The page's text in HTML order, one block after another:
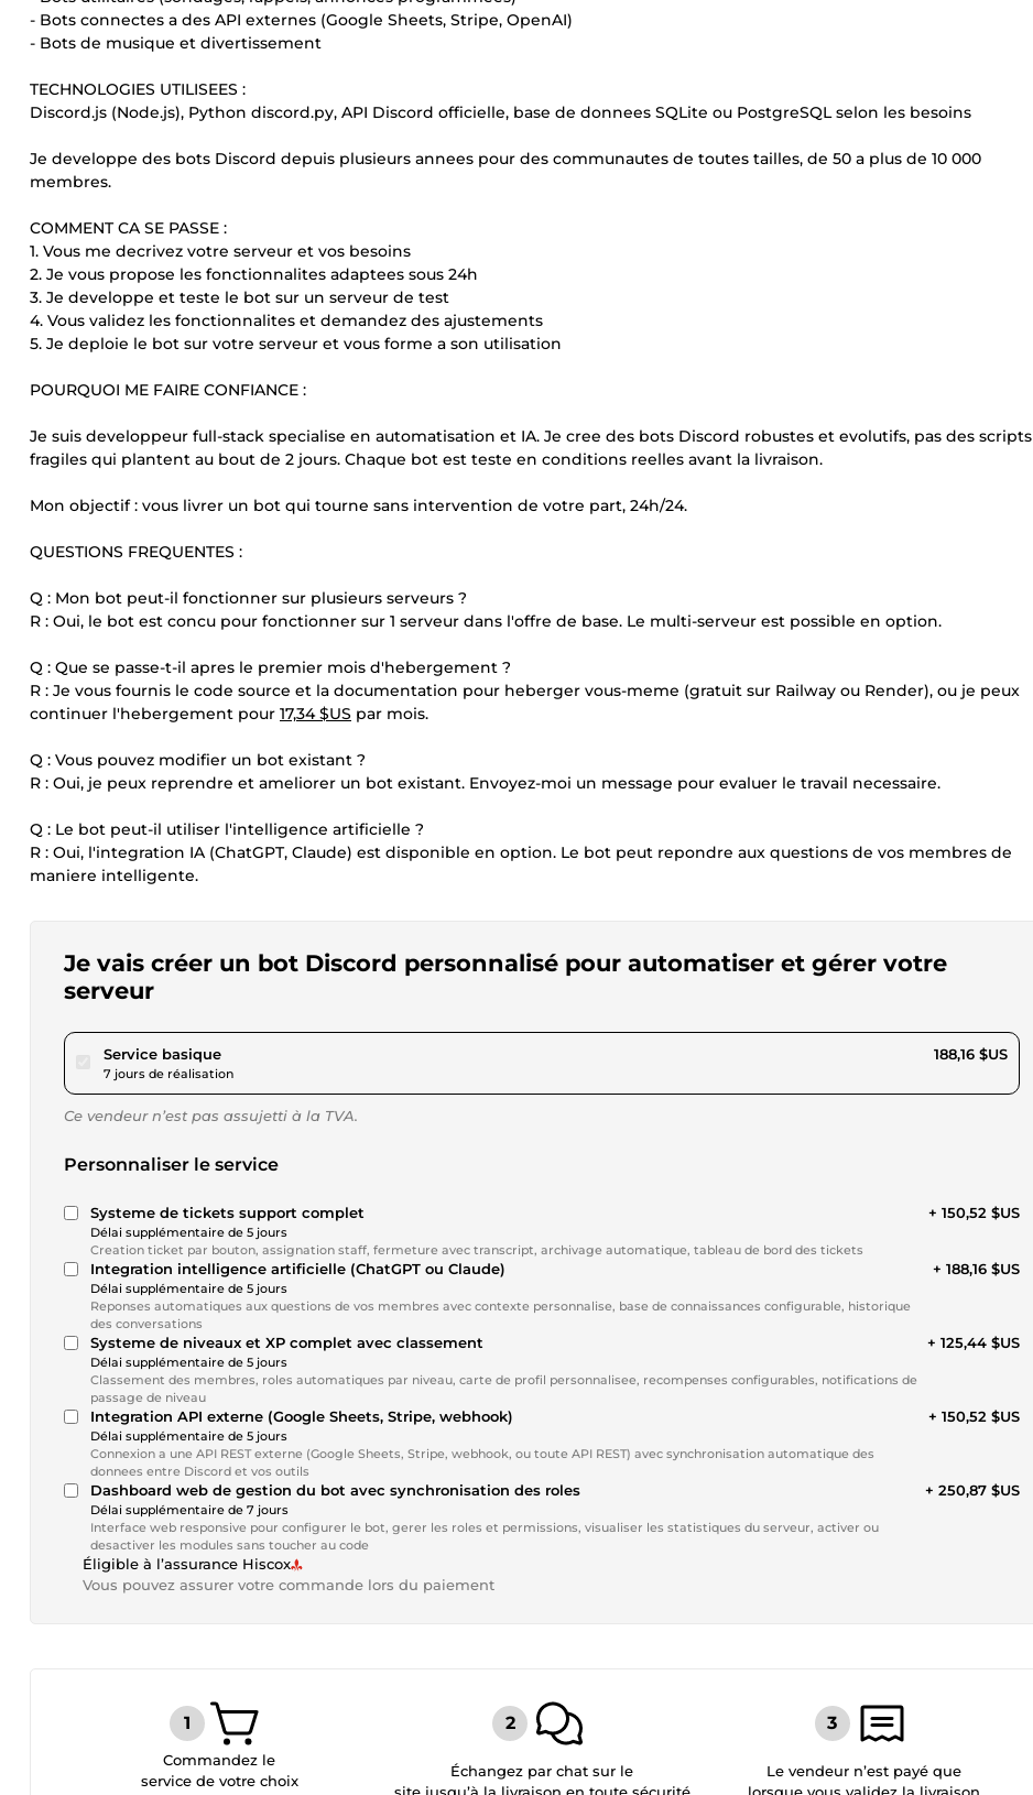
- Bots connectes a des API externes (Google Sheets, Stripe, OpenAI)
- Bots de musique et divertissement
TECHNOLOGIES UTILISEES :
Discord.js (Node.js), Python discord.py, API Discord officielle, base de donnees SQLite ou PostgreSQL selon les besoins
Je developpe des bots Discord depuis plusieurs annees pour des communautes de toutes tailles, de 50 a plus de 10 000
membres.
COMMENT CA SE PASSE :
1. Vous me decrivez votre serveur et vos besoins
2. Je vous propose les fonctionnalites adaptees sous 24h
3. Je developpe et teste le bot sur un serveur de test
4. Vous validez les fonctionnalites et demandez des ajustements
5. Je deploie le bot sur votre serveur et vous forme a son utilisation
POURQUOI ME FAIRE CONFIANCE :
Je suis developpeur full-stack specialise en automatisation et IA. Je cree des bots Discord robustes et evolutifs, pas des scripts
fragiles qui plantent au bout de 2 jours. Chaque bot est teste en conditions reelles avant la livraison.
Mon objectif : vous livrer un bot qui tourne sans intervention de votre part, 24h/24.
QUESTIONS FREQUENTES :
Q : Mon bot peut-il fonctionner sur plusieurs serveurs ?
R : Oui, le bot est concu pour fonctionner sur 1 serveur dans l'offre de base. Le multi-serveur est possible en option.
Q : Que se passe-t-il apres le premier mois d'hebergement ?
R : Je vous fournis le code source et la documentation pour heberger vous-meme (gratuit sur Railway ou Render), ou je peux
continuer l'hebergement pour 17,34 $US par mois.
Q : Vous pouvez modifier un bot existant ?
R : Oui, je peux reprendre et ameliorer un bot existant. Envoyez-moi un message pour evaluer le travail necessaire.
Q : Le bot peut-il utiliser l'intelligence artificielle ?
R : Oui, l'integration IA (ChatGPT, Claude) est disponible en option. Le bot peut repondre aux questions de vos membres de
maniere intelligente.
Je vais créer un bot Discord personnalisé pour automatiser et gérer votre
serveur
Service basiquepour 173,42 $US
7 jours de réalisation
188,16 $US
Ce vendeur n’est pas assujetti à la TVA.
Personnaliser le service
Systeme de tickets support complet
Délai supplémentaire de 5 jours
Creation ticket par bouton, assignation staff, fermeture avec transcript, archivage automatique, tableau de bord des tickets
+ 150,52 $US
Integration intelligence artificielle (ChatGPT ou Claude)
Délai supplémentaire de 5 jours
Reponses automatiques aux questions de vos membres avec contexte personnalise, base de connaissances configurable, historique
des conversations
+ 188,16 $US
Systeme de niveaux et XP complet avec classement
Délai supplémentaire de 5 jours
Classement des membres, roles automatiques par niveau, carte de profil personnalisee, recompenses configurables, notifications de
passage de niveau
+ 125,44 $US
Integration API externe (Google Sheets, Stripe, webhook)
Délai supplémentaire de 5 jours
Connexion a une API REST externe (Google Sheets, Stripe, webhook, ou toute API REST) avec synchronisation automatique des
donnees entre Discord et vos outils
+ 150,52 $US
Dashboard web de gestion du bot avec synchronisation des roles
Délai supplémentaire de 7 jours
Interface web responsive pour configurer le bot, gerer les roles et permissions, visualiser les statistiques du serveur, activer ou
desactiver les modules sans toucher au code
+ 250,87 $US
Éligible à l’assurance Hiscox
Vous pouvez assurer votre commande lors du paiement
Commandez le
service de votre choix
Échangez par chat sur le
site jusqu’à la livraison en toute sécurité
Le vendeur n’est payé que
lorsque vous validez la livraison